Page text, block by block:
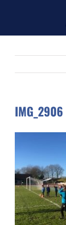
Photos
IMG_2906